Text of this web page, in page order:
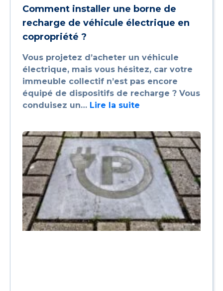
Comment installer une borne de
recharge de véhicule électrique en
copropriété ?
Vous projetez d’acheter un véhicule
électrique, mais vous hésitez, car votre
immeuble collectif n’est pas encore
équipé de dispositifs de recharge ? Vous
conduisez un… Lire la suite